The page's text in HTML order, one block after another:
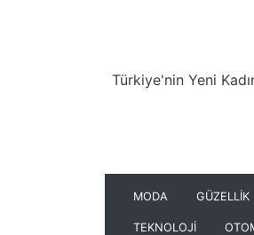
Türkiye'nin Yeni
MODA GÜZELLİK
TEKNOLOJİ